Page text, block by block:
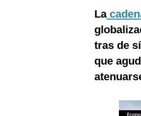
La
tras de
que